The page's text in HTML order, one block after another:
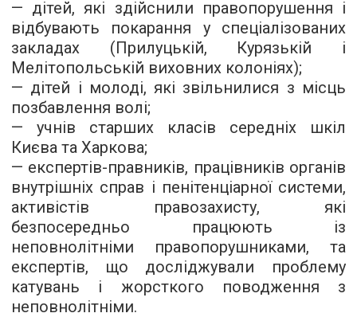
— дітей, які здійснили правопорушення і
відбувають покарання у спеціалізованих
закладах (Прилуцькій, Курязькій і
Мелітопольській виховних колоніях);
— дітей і молоді, які звільнилися з місць
позбавлення волі;
— учнів старших класів середніх шкіл
Києва та Харкова;
— експертів-правників, працівників органів
внутрішніх справ і пенітенціарної системи,
активістів правозахисту, які
безпосередньо працюють із
неповнолітніми правопорушниками, та
експертів, що досліджували проблему
катувань і жорсткого поводження з
неповнолітніми.